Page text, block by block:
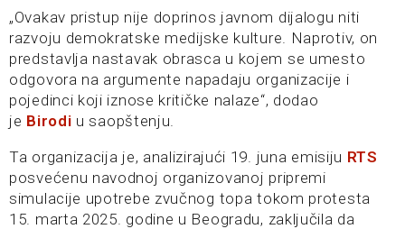
„Ovakav pristup nije doprinos javnom dijalogu niti
razvoju demokratske medijske kulture. Naprotiv, on
predstavlja nastavak obrasca u kojem se umesto
odgovora na argumente napadaju organizacije i
pojedinci koji iznose kritičke nalaze“, dodao
je Birodi u saopštenju.
Ta organizacija je, analizirajući 19. juna emisiju RTS
posvećenu navodnoj organizovanoj pripremi
simulacije upotrebe zvučnog topa tokom protesta
15. marta 2025. godine u Beogradu, zaključila da